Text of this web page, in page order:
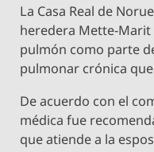
La Casa Real de
heredera Mette-
pulmón como parte
pulmonar crónica
De acuerdo con el
médica fue
que atiende a la